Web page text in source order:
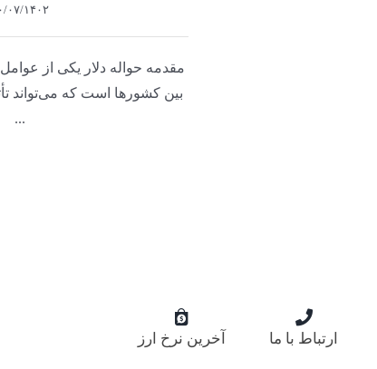
۱۰/۰۷/
مقدمه حواله دلار یکی از
بین کشورها است که می‌تواند
...
ارتباط با ما آخرین نرخ ارز